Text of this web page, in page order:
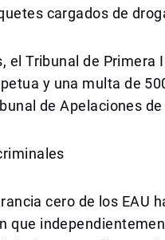
cargados de
el Tribunal de Primera
y una multa de
de Apelaciones de
cero de los EAU
que